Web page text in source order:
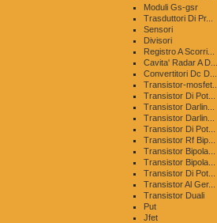
Moduli Gs-gsr
Trasduttori Di Pr...
Sensori
Divisori
Registro A Scorri...
Cavita' Radar A D...
Convertitori Dc D...
Transistor-mosfet...
Transistor Di Pot...
Transistor Darlin...
Transistor Darlin...
Transistor Di Pot...
Transistor Rf Bip...
Transistor Bipola...
Transistor Bipola...
Transistor Di Pot...
Transistor Al Ger...
Transistor Duali
Put
Jfet